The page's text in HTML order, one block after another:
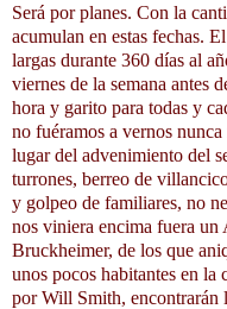
Será por planes. Con la
acumulan en estas fechas.
largas durante 360 días al
viernes de la semana antes
hora y garito para todas y
no fuéramos a vernos nunca
lugar del advenimiento del
turrones, berreo de
y golpeo de familiares, no
nos viniera encima fuera
Bruckheimer, de los que
unos pocos habitantes en
por Will Smith, encontrarán